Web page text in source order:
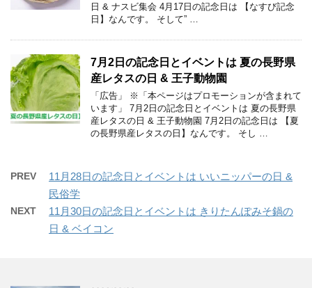
日 & ナスビ集会 4月17日の記念日は 【なすび記念
日】なんです。 そして” …
7月2日の記念日とイベントは 夏の長野県
産レタスの日 & 王子動物園
「広告」 ※「本ページはプロモーションが含まれて
います」 7月2日の記念日とイベントは 夏の長野県
産レタスの日 & 王子動物園 7月2日の記念日は 【夏
の長野県産レタスの日】なんです。 そし …
PREV
11月28日の記念日とイベントは いいニッパーの日 &
民俗学
NEXT
11月30日の記念日とイベントは きりたんぽみそ鍋の
日 & ベイコン